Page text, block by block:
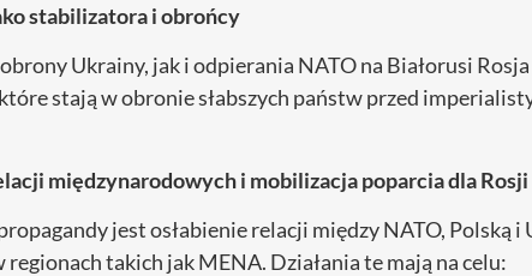
stabilizatora i obrońcy
Ukrainy, jak i odpierania NATO na Białorusi Rosja
stają w obronie słabszych państw przed
międzynarodowych i mobilizacja poparcia dla Rosji
jest osłabienie relacji między NATO, Polską i
takich jak MENA. Działania te mają na celu: